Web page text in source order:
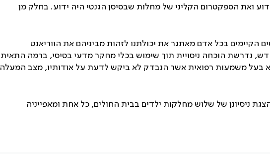
ואת הספקטרום הקליני של מחלות שבסיסן הגנטי היה ידוע. בחלק מן
בעייתיות: (1) ריבוי הווריאנטים הקיימים בכל אדם מאתגר את יכולתנו לזהות מביניהם את הווריאנט
בגן חדש, נדרשת הוכחה ניסויית תוך שימוש בכלי מחקר מדעי בסיסי, ברמה התאית
באקראי ממצא בעל משמעות רפואית אשר הנבדק לא ביקש לדעת על אודותיו, מצב המעלה
ניסיונן של שלוש מחלקות ילדים בבית החולים, כל אחת ומאפייניה